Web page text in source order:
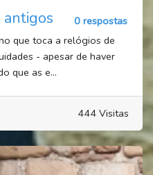
0 respostas
que toca a relógios de
- apesar de haver
que as e...
444 Visitas